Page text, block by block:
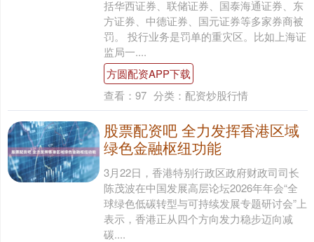
括华西证券、联储证券、国泰海通证券、东
方证券、中德证券、国元证券等多家券商被
罚。 投行业务是罚单的重灾区。比如上海证
监局一....
方圆配资APP下载
查看： 97 分类： 配资炒股行情
股票配资吧 全力发挥香港区域
绿色金融枢纽功能
3月22日，香港特别行政区政府财政司司长
陈茂波在中国发展高层论坛2026年年会“全
球绿色低碳转型与可持续发展专题研讨会”上
表示，香港正从四个方向发力稳步迈向减
碳....